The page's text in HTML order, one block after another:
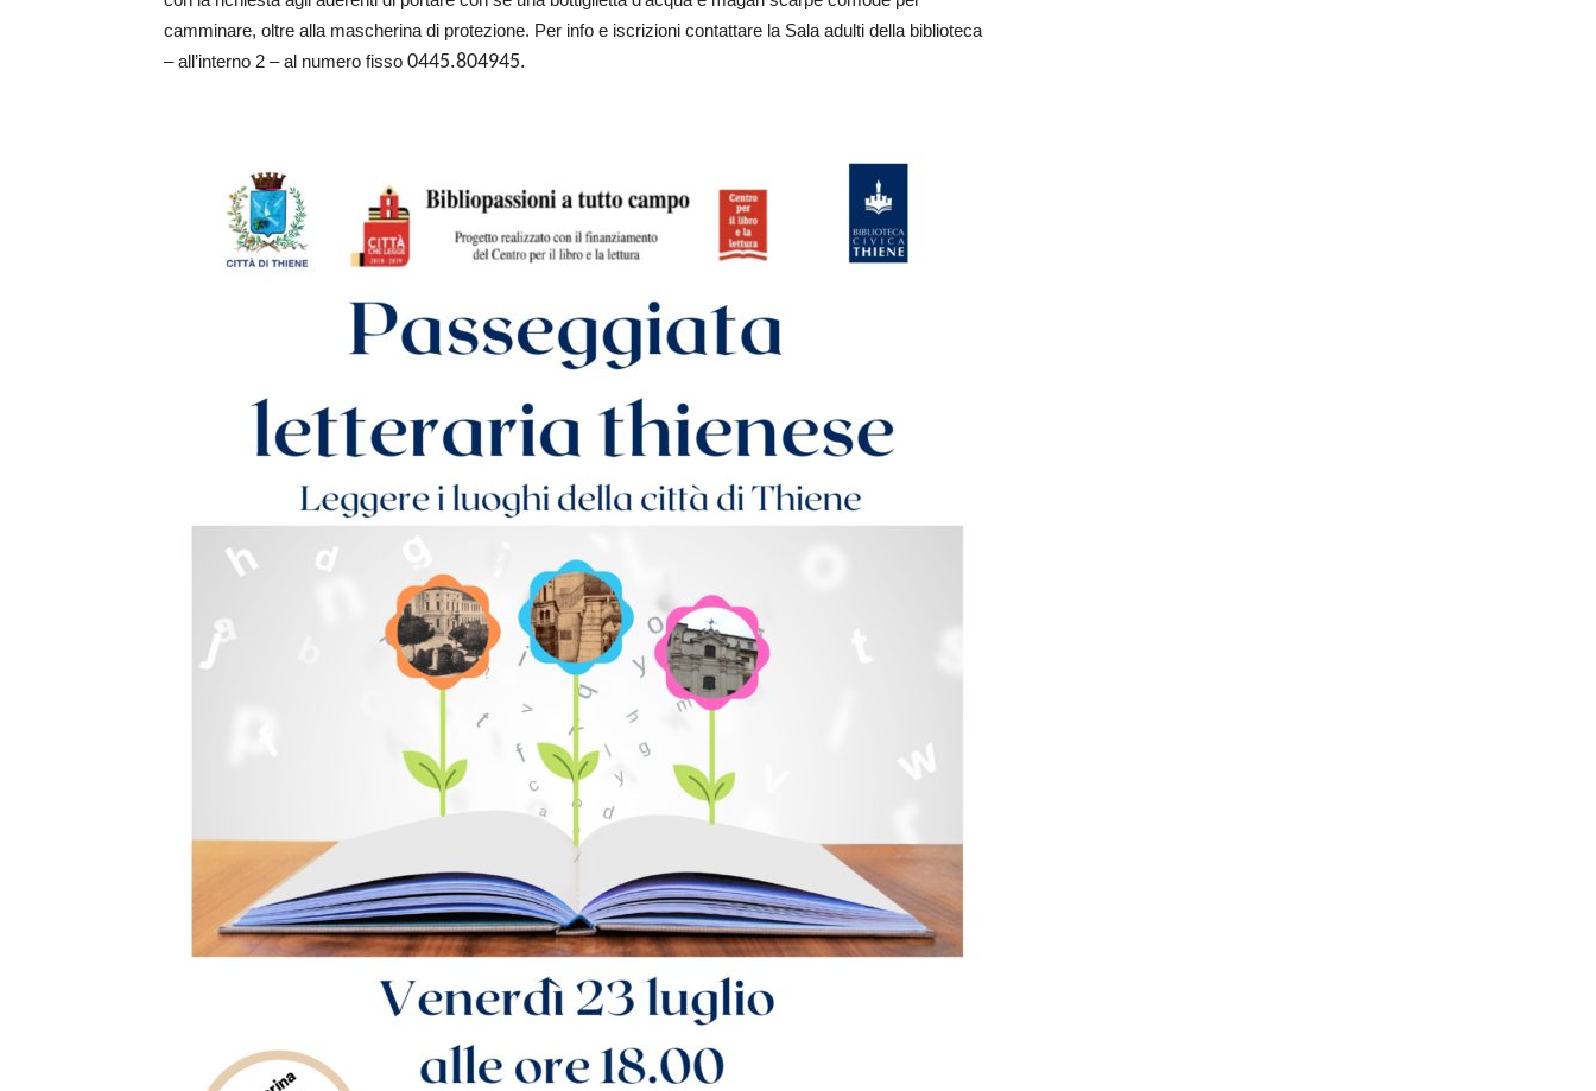
camminare, oltre alla mascherina di protezione. Per info e iscrizioni contattare la Sala adulti della biblioteca
– all’interno 2 – al numero fisso 0445.804945.